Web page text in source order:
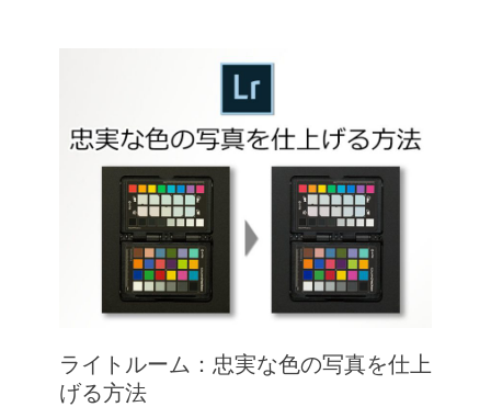
ライトルーム：忠実な色の写真を仕上
げる方法